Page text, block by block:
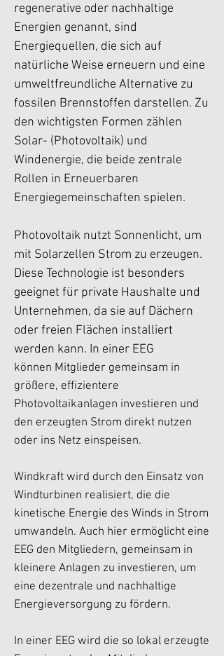
regenerative oder nachhaltige
Energien genannt, sind
Energiequellen, die sich auf
natürliche Weise erneuern und eine
umweltfreundliche Alternative zu
fossilen Brennstoffen darstellen. Zu
den wichtigsten Formen zählen
Solar- (Photovoltaik) und
Windenergie, die beide zentrale
Rollen in Erneuerbaren
Energiegemeinschaften spielen.
Photovoltaik nutzt Sonnenlicht, um
mit Solarzellen Strom zu erzeugen.
Diese Technologie ist besonders
geeignet für private Haushalte und
Unternehmen, da sie auf Dächern
oder freien Flächen installiert
werden kann. In einer EEG
können Mitglieder gemeinsam in
größere, effizientere
Photovoltaikanlagen investieren und
den erzeugten Strom direkt nutzen
oder ins Netz einspeisen.
Windkraft wird durch den Einsatz von
Windturbinen realisiert, die die
kinetische Energie des Winds in Strom
umwandeln. Auch hier ermöglicht eine
EEG den Mitgliedern, gemeinsam in
kleinere Anlagen zu investieren, um
eine dezentrale und nachhaltige
Energieversorgung zu fördern.
In einer EEG wird die so lokal erzeugte